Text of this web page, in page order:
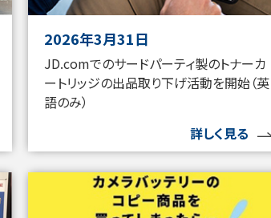
2026年3月31日
JD.comでのサードパーティ製のトナーカ
ートリッジの出品取り下げ活動を開始（英
語のみ）
詳しく見る